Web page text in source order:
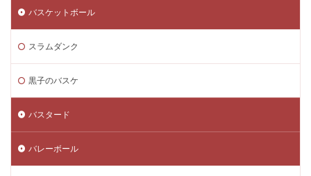
バスケットボール
スラムダンク
黒子のバスケ
バスタード
バレーボール